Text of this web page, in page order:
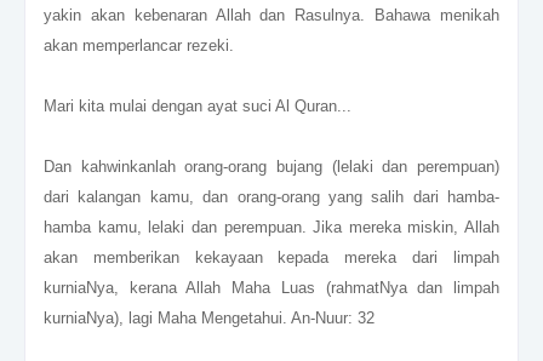
yakin akan kebenaran Allah dan Rasulnya. Bahawa menikah
akan memperlancar rezeki.
Mari kita mulai dengan ayat suci Al Quran...
Dan kahwinkanlah orang-orang bujang (lelaki dan perempuan)
dari kalangan kamu, dan orang-orang yang salih dari hamba-
hamba kamu, lelaki dan perempuan. Jika mereka miskin, Allah
akan memberikan kekayaan kepada mereka dari limpah
kurniaNya, kerana Allah Maha Luas (rahmatNya dan limpah
kurniaNya), lagi Maha Mengetahui. An-Nuur: 32